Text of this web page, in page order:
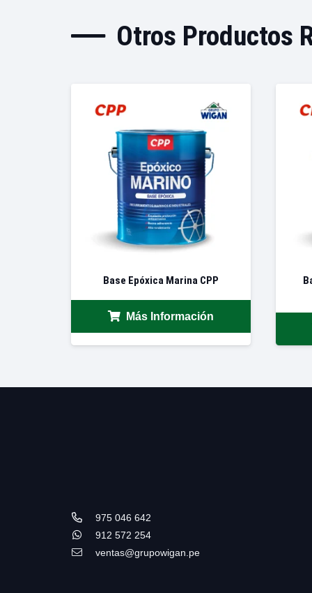
Otros Productos
Base Epóxica Marina CPP
Más Información
975 046 642
912 572 254
ventas@grupowigan.pe